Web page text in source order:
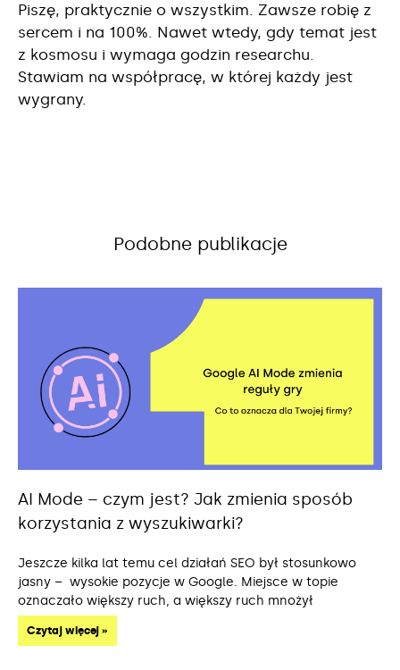
Piszę, praktycznie o wszystkim. Zawsze robię z
sercem i na 100%. Nawet wtedy, gdy temat jest
z kosmosu i wymaga godzin researchu.
Stawiam na współpracę, w której każdy jest
wygrany.
Podobne publikacje
AI Mode – czym jest? Jak zmienia sposób
korzystania z wyszukiwarki?
Jeszcze kilka lat temu cel działań SEO był stosunkowo
jasny – wysokie pozycje w Google. Miejsce w topie
oznaczało większy ruch, a większy ruch mnożył
Czytaj więcej »